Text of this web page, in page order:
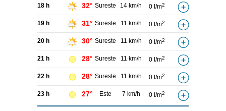
18 h 32° Sureste 14 km/h 0 l/m2
19 h 31° Sureste 11 km/h 0 l/m2
20 h 30° Sureste 11 km/h 0 l/m2
21 h 28° Sureste 11 km/h 0 l/m2
22 h 28° Sureste 11 km/h 0 l/m2
23 h 27° Este 7 km/h 0 l/m2